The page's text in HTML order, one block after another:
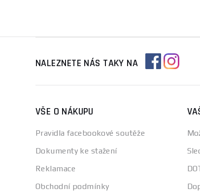
NALEZNETE NÁS TAKY NA
VŠE O NÁKUPU
Pravidla facebookové soutěže
Dokumenty ke stažení
Reklamace
Obchodní podmínky